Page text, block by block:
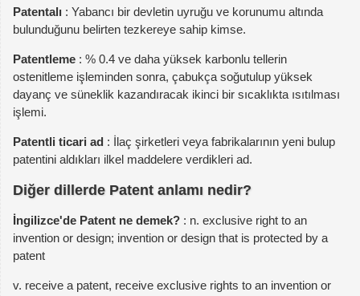
Patentalı : Yabancı bir devletin uyruğu ve korunumu altında
bulunduğunu belirten tezkereye sahip kimse.
Patentleme : % 0.4 ve daha yüksek karbonlu tellerin
ostenitleme işleminden sonra, çabukça soğutulup yüksek
dayanç ve süneklik kazandıracak ikinci bir sıcaklıkta ısıtılması
işlemi.
Patentli ticari ad : İlaç şirketleri veya fabrikalarının yeni bulup
patentini aldıkları ilkel maddelere verdikleri ad.
Diğer dillerde Patent anlamı nedir?
İngilizce'de Patent ne demek? : n. exclusive right to an
invention or design; invention or design that is protected by a
patent
v. receive a patent, receive exclusive rights to an invention or